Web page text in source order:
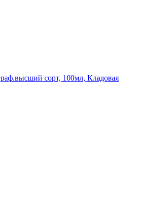
сорт, 100мл, Кладовая